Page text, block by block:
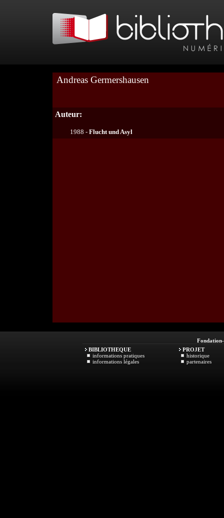
Andreas Germershausen
Auteur:
1988 - Flucht und Asyl
Fondation
BIBLIOTHEQUE
informations pratiques
informations légales
PROJET
historique
partenaires